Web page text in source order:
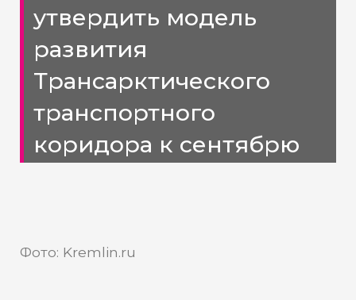
утвердить модель
развития
Трансарктического
транспортного
коридора к сентябрю
Фото: Kremlin.ru